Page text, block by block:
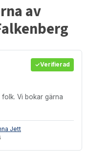
av
Verifierad
Vi bokar gärna
Jett